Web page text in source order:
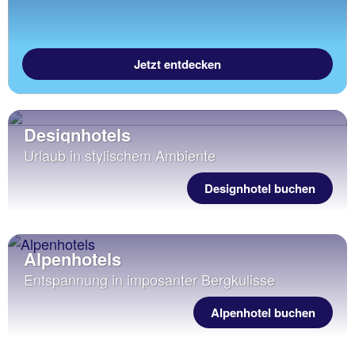
Jetzt entdecken
Designhotels
Urlaub in stylischem Ambiente
Designhotel buchen
Alpenhotels
Entspannung in imposanter Bergkulisse
Alpenhotel buchen